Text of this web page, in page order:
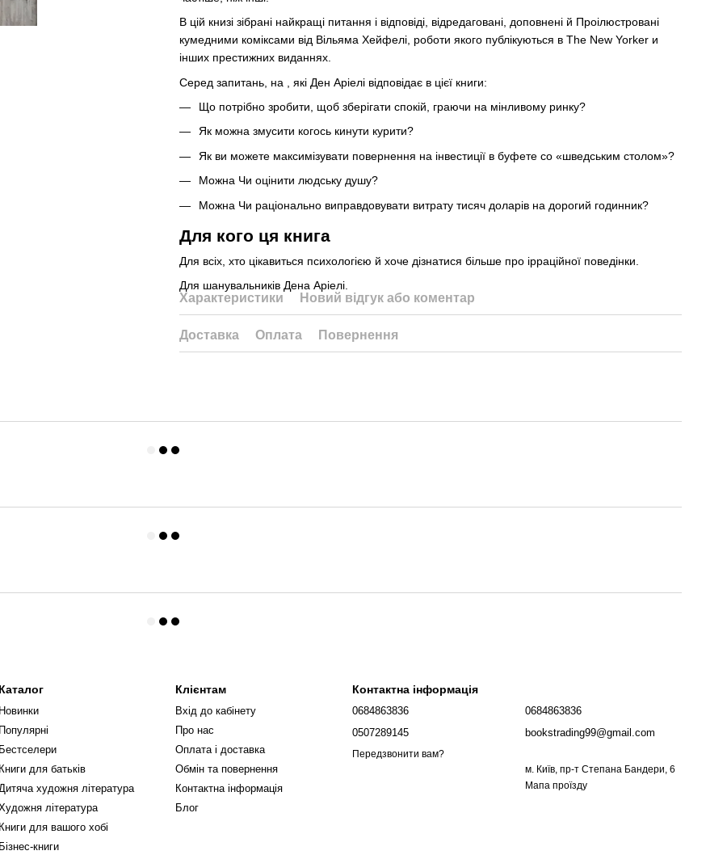
В цій книзі зібрані найкращі питання і відповіді, відредаговані, доповнені й Проілюстровані
кумедними коміксами від Вільяма Хейфелі, роботи якого публікуються в The New Yorker и
інших престижних виданнях.
Серед запитань, на , які Ден Аріелі відповідає в цієї книги:
Що потрібно зробити, щоб зберігати спокій, граючи на мінливому ринку?
Як можна змусити когось кинути курити?
Як ви можете максимізувати повернення на інвестиції в буфете со «шведським столом»?
Можна Чи оцінити людську душу?
Можна Чи раціонально виправдовувати витрату тисяч доларів на дорогий годинник?
Для кого ця книга
Для всіх, хто цікавиться психологією й хоче дізнатися більше про ірраційної поведінки.
Для шанувальників Дена Аріелі.
Характеристики Новий відгук або коментар
Доставка Оплата Повернення
Каталог
Новинки
Популярні
Бестселери
Книги для батьків
художня література
література
Книги для вашого хобі
Бізнес-книги
Клієнтам
Вхід до кабінету
Про нас
Оплата і доставка
Обмін та повернення
Контактна інформація
Блог
Контактна інформація
0684863836
0507289145
Передзвонити вам?
0684863836
bookstrading99@gmail.com
м. Київ, пр-т Степана Бандери, 6
Мапа проїзду